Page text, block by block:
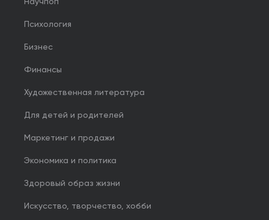
Научпоп
Психология
Бизнес
Финансы
Художественная литература
Для детей и родителей
Маркетинг и продажи
Экономика и политика
Здоровый образ жизни
Искусство, творчество, хобби